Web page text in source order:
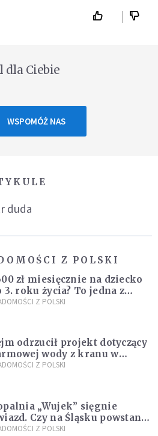
dla Ciebie
WSPOMÓŻ NAS
duda
Z POLSKI
zł miesięcznie na dziecko
3. roku życia? To jedna z
programu "Rozwój
Z POLSKI
odrzucił projekt dotyczący
wody z kranu w
Z POLSKI
„Wujek” sięgnie
Czy na Śląsku powstanie
Krzemowa”?
Z POLSKI